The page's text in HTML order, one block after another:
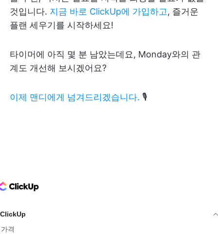
것입니다. 지금 바로 ClickUp에 가입하고 , 즐거운
플랜 세우기를 시작하세요!
타이머에 아직 몇 분 남았는데요, Monday와의 관
계도 개선해 보시겠어요?
이제 맨디에게 넘겨드리겠습니다. 🎙
Logo
ClickUp
가격